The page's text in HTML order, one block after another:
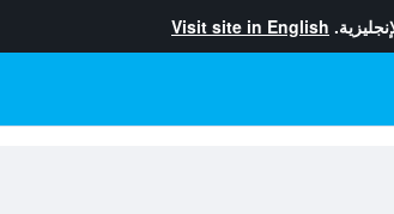
Visit site in English